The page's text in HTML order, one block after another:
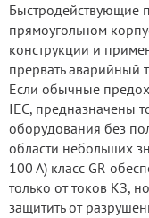
Быстродействующие
прямоугольном
конструкции и
прервать аварийный
Если обычные
IEC, предназначены
оборудования без
области небольших
100 А) класс GR
только от токов КЗ,
защитить от